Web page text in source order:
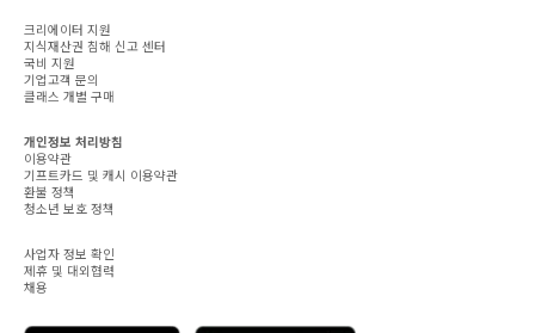
크리에이터 지원
지식재산권 침해 신고 센터
국비 지원
기업고객 문의
클래스 개별 구매
개인정보 처리방침
이용약관
기프트카드 및 캐시 이용약관
환불 정책
청소년 보호 정책
사업자 정보 확인
제휴 및 대외협력
채용